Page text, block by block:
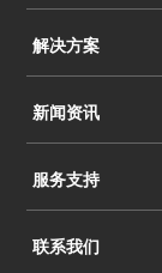
解决方案
新闻资讯
服务支持
联系我们